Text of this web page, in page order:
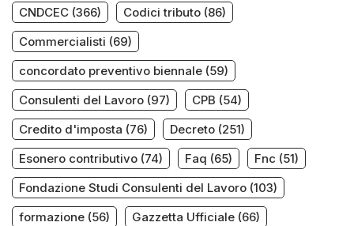
CNDCEC (366) Codici tributo (86)
Commercialisti (69)
concordato preventivo biennale (59)
Consulenti del Lavoro (97) CPB (54)
Credito d'imposta (76) Decreto (251)
Esonero contributivo (74) Faq (65) Fnc (51)
Fondazione Studi Consulenti del Lavoro (103)
formazione (56) Gazzetta Ufficiale (66)